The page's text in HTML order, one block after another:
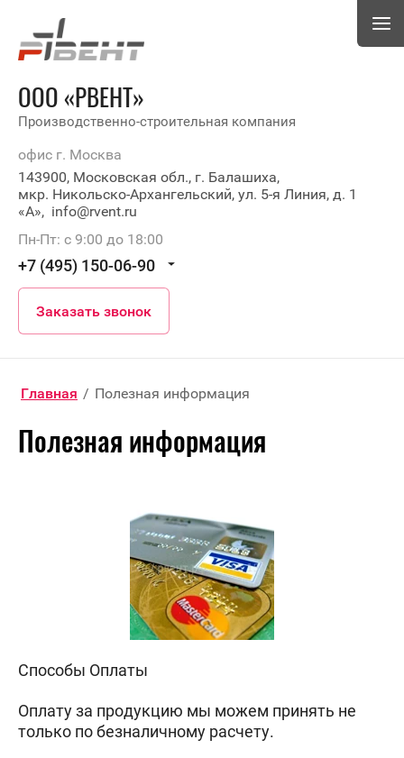
ООО «РВЕНТ»
Производственно-строительная компания
офис г. Москва
143900, Московская обл., г. Балашиха,
мкр. Никольско-Архангельский, ул. 5-я Линия, д. 1
«А», info@rvent.ru
Пн-Пт: с 9:00 до 18:00
+7 (495) 150-06-90
Заказать звонок
Главная / Полезная информация
Полезная информация
Способы Оплаты
Оплату за продукцию мы можем принять не
только по безналичному расчету.